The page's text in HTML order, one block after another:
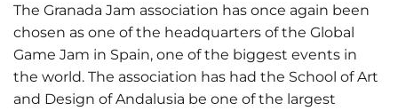
The Granada Jam association has once again been
chosen as one of the headquarters of the Global
Game Jam in Spain, one of the biggest events in
the world. The association has had the School of Art
and Design of Andalusia be one of the largest